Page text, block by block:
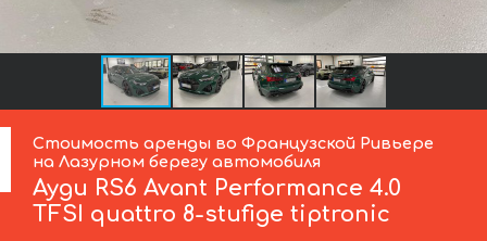
Стоимость аренды во Французской Ривьере
на Лазурном берегу автомобиля
Ауди RS6 Avant Performance 4.0
TFSI quattro 8-stufige tiptronic